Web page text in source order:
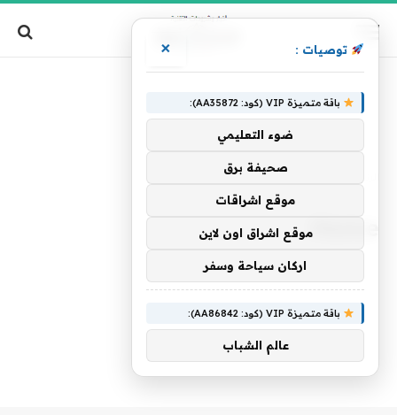
Home
توصيات : ×
باقة متميزة VIP (كود: AA35872):
ضوء التعليمي
صحيفة برق
موقع اشراقات
موقع اشراق اون لاين
اركان سياحة وسفر
باقة متميزة VIP (كود: AA86842):
عالم الشباب